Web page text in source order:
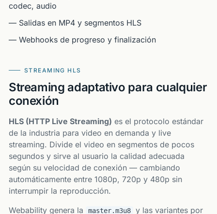
codec, audio
— Salidas en MP4 y segmentos HLS
— Webhooks de progreso y finalización
STREAMING HLS
Streaming adaptativo para cualquier
conexión
HLS (HTTP Live Streaming) es el protocolo estándar
de la industria para video en demanda y live
streaming. Divide el video en segmentos de pocos
segundos y sirve al usuario la calidad adecuada
según su velocidad de conexión — cambiando
automáticamente entre 1080p, 720p y 480p sin
interrumpir la reproducción.
Webability genera la
master.m3u8
y las variantes por